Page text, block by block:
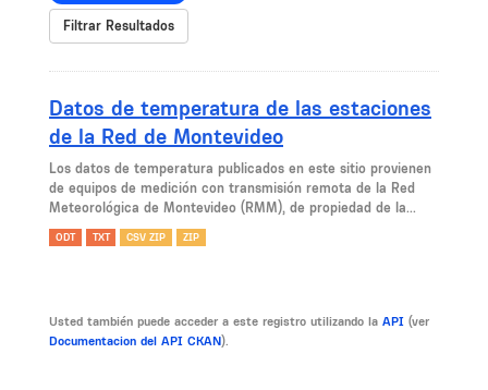
Filtrar Resultados
Datos de temperatura de las estaciones
de la Red de Montevideo
Los datos de temperatura publicados en este sitio provienen
de equipos de medición con transmisión remota de la Red
Meteorológica de Montevideo (RMM), de propiedad de la...
ODT TXT CSV ZIP ZIP
Usted también puede acceder a este registro utilizando la API (ver
Documentacion del API CKAN).